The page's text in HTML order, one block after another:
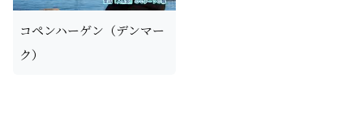
コペンハーゲン（デンマー
ク）